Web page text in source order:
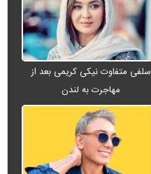
سلفی متفاوت نیکی کریمی بعد از
مهاجرت به لندن